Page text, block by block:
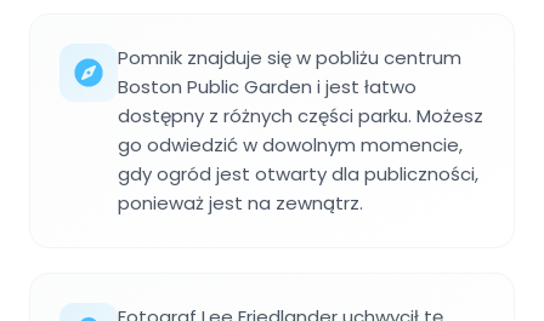
Pomnik znajduje się w pobliżu centrum
Boston Public Garden i jest łatwo
dostępny z różnych części parku. Możesz
go odwiedzić w dowolnym momencie,
gdy ogród jest otwarty dla publiczności,
ponieważ jest na zewnątrz.